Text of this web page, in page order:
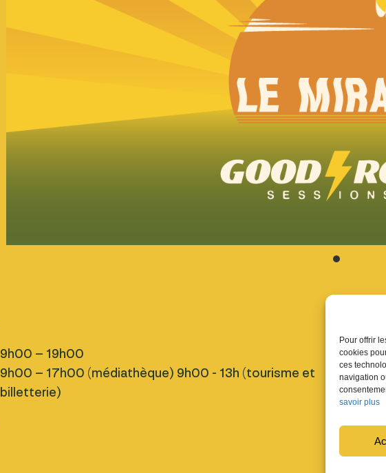
Pour offrir
cookies
ces
navigation
savoir plus
9h00 – 19h00
9h00 – 17h00 (médiathèque) 9h00 - 13h (tourisme et
billetterie)
Nous
Raccio